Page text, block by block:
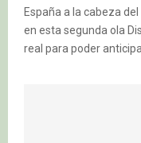
España a la cabeza
en esta segunda ola
real para poder